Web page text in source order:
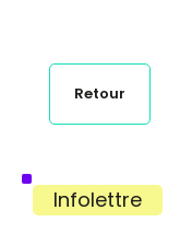
Retour
Infolettre